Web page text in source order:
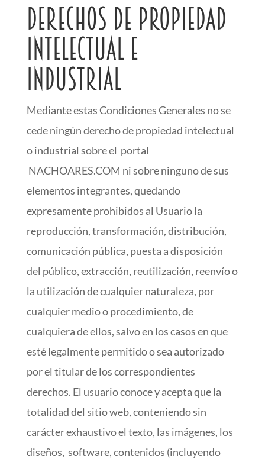
Derechos de propiedad
intelectual e
industrial
Mediante estas Condiciones Generales no se
cede ningún derecho de propiedad intelectual
o industrial sobre el portal
NACHOARES.COM ni sobre ninguno de sus
elementos integrantes, quedando
expresamente prohibidos al Usuario la
reproducción, transformación, distribución,
comunicación pública, puesta a disposición
del público, extracción, reutilización, reenvío o
la utilización de cualquier naturaleza, por
cualquier medio o procedimiento, de
cualquiera de ellos, salvo en los casos en que
esté legalmente permitido o sea autorizado
por el titular de los correspondientes
derechos. El usuario conoce y acepta que la
totalidad del sitio web, conteniendo sin
carácter exhaustivo el texto, las imágenes, los
diseños, software, contenidos (incluyendo